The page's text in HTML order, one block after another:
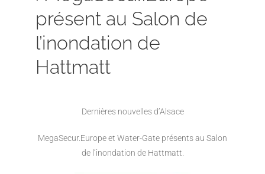
présent au Salon de
l’inondation de
Hattmatt
Dernières nouvelles d’Alsace
MegaSecur.Europe et Water-Gate présents au Salon
de l’inondation de Hattmatt.